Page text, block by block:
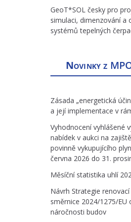
GeoT*SOL česky pro
simulaci, dimenzování a
systémů tepelných
Novinky z
Zásada „energetická
a její implementace v
Vyhodnocení vyhlášené
nabídek v aukci na
povinně vykupujícího
června 2026 do 31.
Měsíční statistika uhlí
Návrh Strategie
směrnice 2024/1275/EU
náročnosti budov